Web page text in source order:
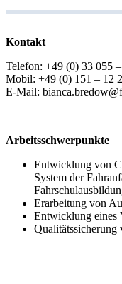
Kontakt
Telefon: +49 (0) 33 055
Mobil: +49 (0) 151 – 12
E-Mail:
Arbeitsschwerpunkte
Entwicklung von
System der
Erarbeitung von
Entwicklung eines
Qualitätssicherung